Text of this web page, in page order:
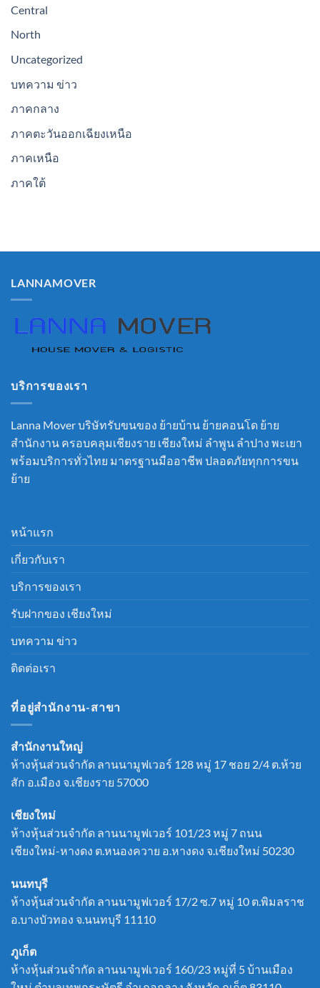
Central
North
Uncategorized
บทความ ข่าว
ภาคกลาง
ภาคตะวันออกเฉียงเหนือ
ภาคเหนือ
ภาคใต้
LANNAMOVER
บริการของเรา
Lanna Mover บริษัทรับขนของ ย้ายบ้าน ย้ายคอนโด ย้าย
สำนักงาน ครอบคลุมเชียงราย เชียงใหม่ ลำพูน ลำปาง พะเยา
พร้อมบริการทั่วไทย มาตรฐานมืออาชีพ ปลอดภัยทุกการขน
ย้าย
หน้าแรก
เกี่ยวกับเรา
บริการของเรา
รับฝากของ เชียงใหม่
บทความ ข่าว
ติดต่อเรา
ที่อยู่สำนักงาน-สาขา
สำนักงานใหญ่
ห้างหุ้นส่วนจำกัด ลานนามูฟเวอร์ 128 หมู่ 17 ชอย 2/4 ต.ห้วย
สัก อ.เมือง จ.เชียงราย 57000
เชียงใหม่
ห้างหุ้นส่วนจำกัด ลานนามูฟเวอร์ 101/23 หมู่ 7 ถนน
เชียงใหม่-หางดง ต.หนองควาย อ.หางดง จ.เชียงใหม่ 50230
นนทบุรี
ห้างหุ้นส่วนจำกัด ลานนามูฟเวอร์ 17/2 ซ.7 หมู่ 10 ต.พิมลราช
อ.บางบัวทอง จ.นนทบุรี 11110
ภูเก็ต
ห้างหุ้นส่วนจำกัด ลานนามูฟเวอร์ 160/23 หมู่ที่ 5 บ้านเมือง